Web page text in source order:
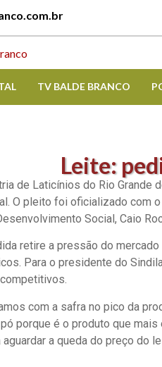
TV BALDE BRANCO
Leite:
de Laticínios do Rio Grande
O pleito foi oficializado com
Social, Caio
retire a pressão do
Para o presidente do
com a safra no pico da
porque é o produto que
a queda do preço do